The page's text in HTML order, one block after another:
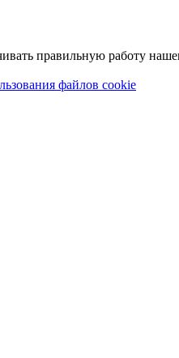
правильную работу
файлов cookie